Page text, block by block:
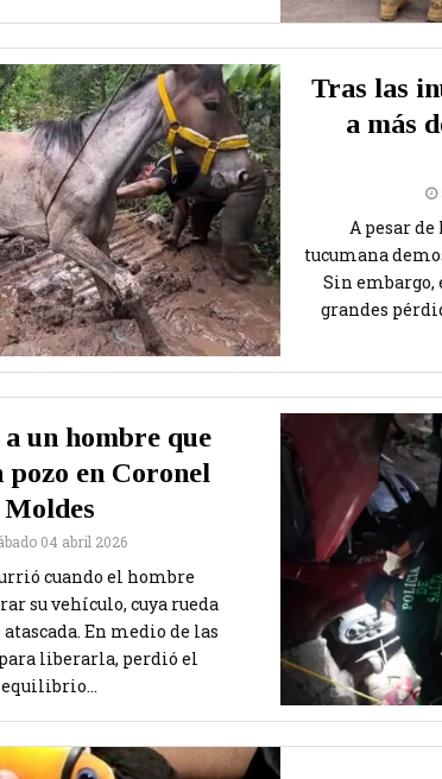
Tras las
a más
A pesar
tucumana
Sin embargo,
grandes
a un hombre que
pozo en Coronel
Moldes
04 abril 2026
cuando el hombre
su vehículo, cuya rueda
En medio de las
liberarla, perdió el
equilibrio...